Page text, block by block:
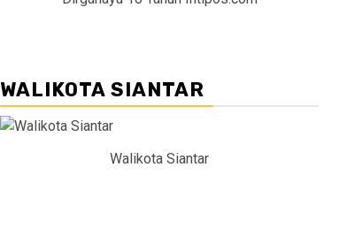
WALIKOTA SIANTAR
Walikota Siantar